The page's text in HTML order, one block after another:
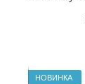
НОВИНКА